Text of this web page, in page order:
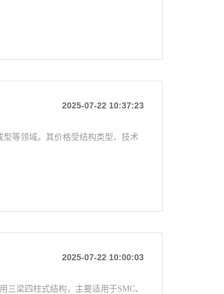
2025-07-22 10:37:23
等领域。其价格受结构类型、技术
2025-07-22 10:00:03
梁四柱式结构，主要适用于SMC、